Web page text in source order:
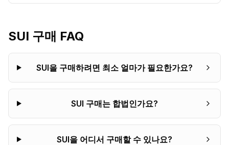
SUI 구매 FAQ
SUI을 구매하려면 최소 얼마가 필요한가요?
SUI 구매는 합법인가요?
SUI을 어디서 구매할 수 있나요?